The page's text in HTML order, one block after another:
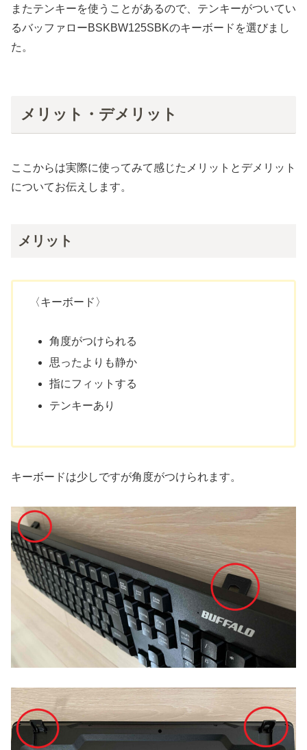
またテンキーを使うことがあるので、テンキーがついてい
るバッファローBSKBW125SBKのキーボードを選びまし
た。
メリット・デメリット
ここからは実際に使ってみて感じたメリットとデメリット
についてお伝えします。
メリット
〈キーボード〉
角度がつけられる
思ったよりも静か
指にフィットする
テンキーあり
キーボードは少しですが角度がつけられます。